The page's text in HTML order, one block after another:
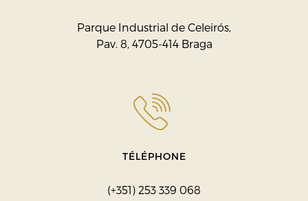
Parque Industrial de Celeirós,
Pav. 8, 4705-414 Braga
TÉLÉPHONE
(+351) 253 339 068